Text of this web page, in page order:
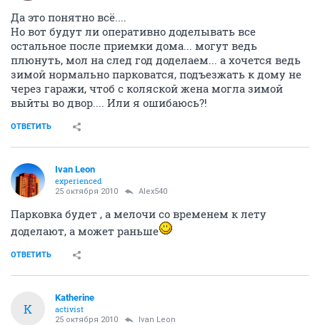
Да это понятно всё....
Но вот будут ли оперативно доделывать все
остальное после приемки дома... могут ведь
плюнуть, мол на след год доделаем... а хочется ведь
зимой нормально парковатся, подъезжать к дому не
через гаражи, чтоб с коляской жена могла зимой
выйты во двор.... Или я ошибаюсь?!
ОТВЕТИТЬ
Ivаn Lеon
experienced
25 октября 2010 Alex540
Парковка будет , а мелочи со временем к лету
доделают, а может раньше
ОТВЕТИТЬ
K
Katherine
activist
25 октября 2010 Ivаn Lеon